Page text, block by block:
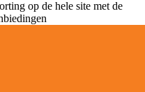
op de hele site met de